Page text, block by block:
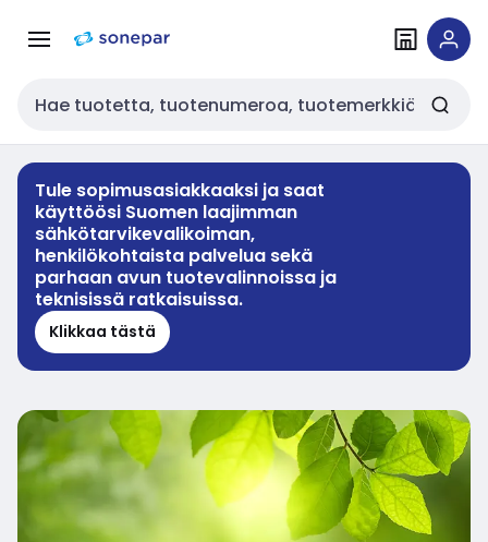
navigointiinsisältöön
Haku
Tule sopimusasiakkaaksi ja saat
käyttöösi Suomen laajimman
sähkötarvikevalikoiman,
henkilökohtaista palvelua sekä
parhaan avun tuotevalinnoissa ja
teknisissä ratkaisuissa.
Klikkaa tästä